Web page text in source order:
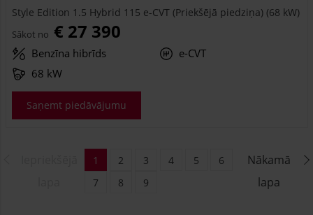
Style Edition 1.5 Hybrid 115 e-CVT (Priekšējā piedziņa) (68 kW)
Sākot no € 27 390
Benzīna hibrīds
e-CVT
68 kW
Saņemt piedāvājumu
Nākamā
lapa
1 2 3 4 5
6
7
8 9